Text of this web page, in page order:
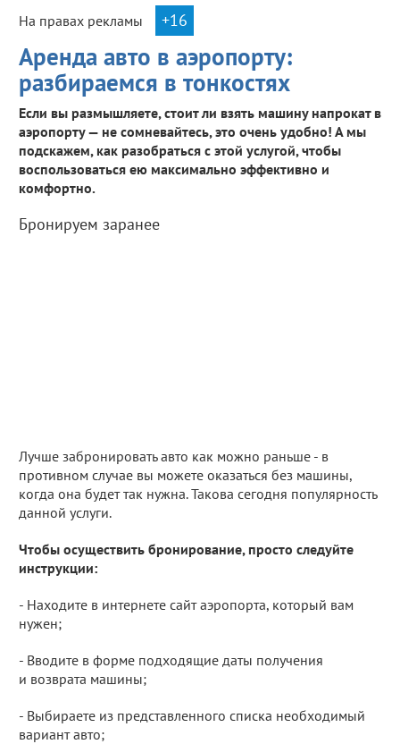
На правах рекламы +16
Аренда авто в аэропорту:
разбираемся в тонкостях
Если вы размышляете, стоит ли взять машину напрокат в
аэропорту — не сомневайтесь, это очень удобно! А мы
подскажем, как разобраться с этой услугой, чтобы
воспользоваться ею максимально эффективно и
комфортно.
Бронируем заранее
Лучше забронировать авто как можно раньше - в
противном случае вы можете оказаться без машины,
когда она будет так нужна. Такова сегодня популярность
данной услуги.
Чтобы осуществить бронирование, просто следуйте
инструкции:
- Находите в интернете сайт аэропорта, который вам
нужен;
- Вводите в форме подходящие даты получения
и возврата машины;
- Выбираете из представленного списка необходимый
вариант авто;